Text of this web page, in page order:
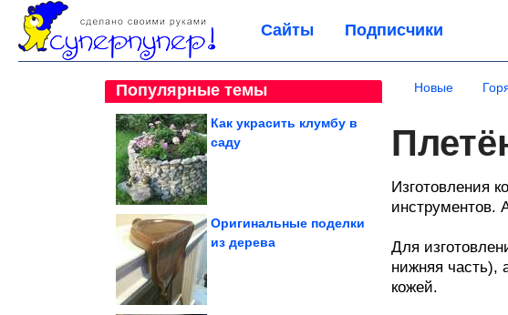
Сайты Подписчики
Популярные темы
Как украсить клумбу в
саду
Оригинальные поделки
из дерева
Новые
Изготовления
инструментов.
Для
нижняя часть),
кожей.